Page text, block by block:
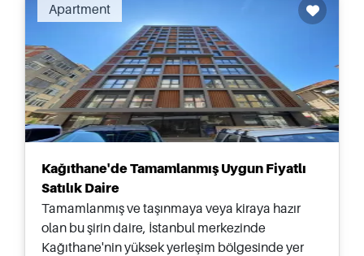
Apartment
Kağıthane'de Tamamlanmış Uygun Fiyatlı
Satılık Daire
Tamamlanmış ve taşınmaya veya kiraya hazır
olan bu şirin daire, İstanbul merkezinde
Kağıthane'nin yüksek yerleşim bölgesinde yer